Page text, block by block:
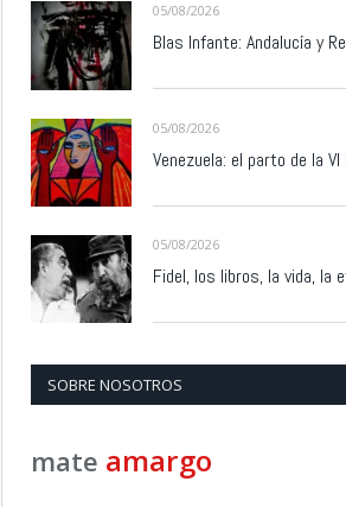
05/08/2026
Blas Infante: Andalucía y
05/08/2026
Venezuela: el parto de la VI
05/08/2026
Fidel, los libros, la vida, la
SOBRE NOSOTROS
mate amargo